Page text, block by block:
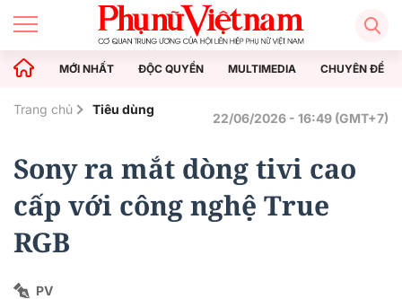
MỚI NHẤT ĐỘC QUYỀN MULTIMEDIA CHUYÊN ĐỀ
Trang chủ Tiêu dùng
22/06/2026 - 16:49 (GMT+7)
Sony ra mắt dòng tivi cao
cấp với công nghệ True
RGB
PV